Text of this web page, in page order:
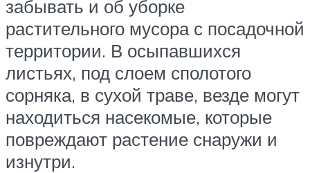
забывать и об уборке
растительного мусора с посадочной
территории. В осыпавшихся
листьях, под слоем сполотого
сорняка, в сухой траве, везде могут
находиться насекомые, которые
повреждают растение снаружи и
изнутри.